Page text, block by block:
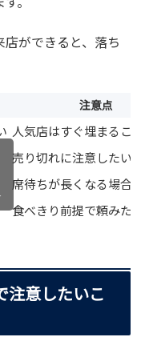
ができると、落ち
注意点
人気店はすぐ埋まるこ
売り切れに注意したい
席待ちが長くなる場合
食べきり前提で頼みたい
注意したいこ